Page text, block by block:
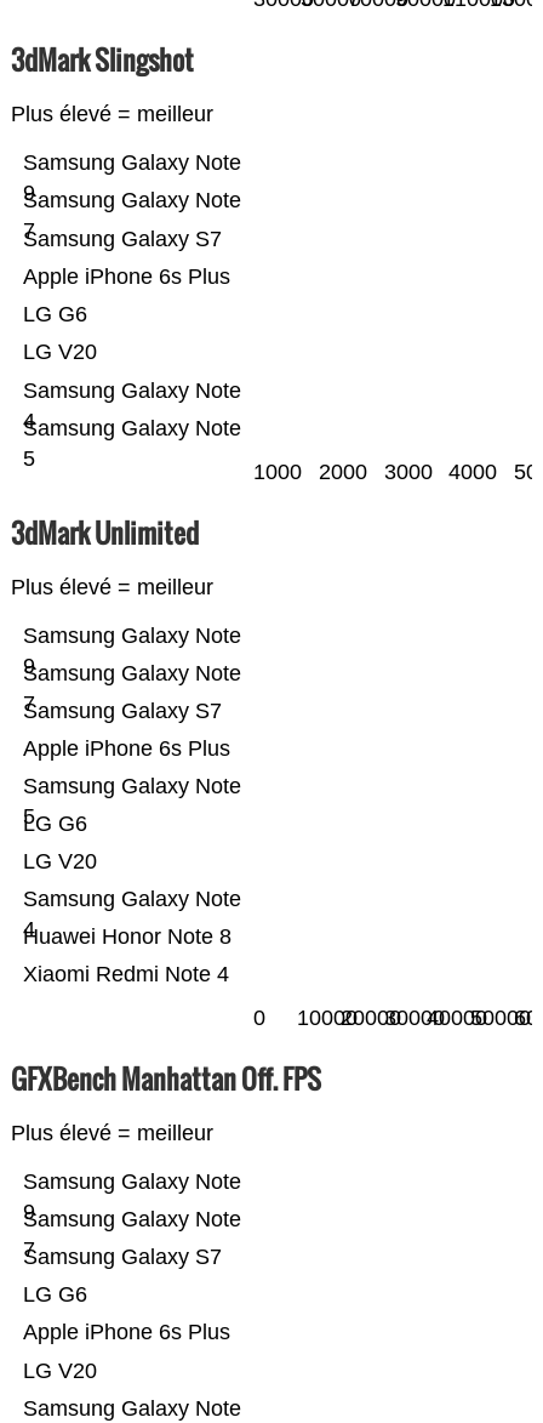
3dMark Slingshot
Plus élevé = meilleur
Samsung Galaxy Note
5
Samsung Galaxy Note
4
LG V20
LG G6
Apple iPhone 6s Plus
Samsung Galaxy S7
Samsung Galaxy Note
7
Samsung Galaxy Note
9
1000 2000 3000 4000
3dMark Unlimited
Plus élevé = meilleur
Xiaomi Redmi Note 4
Huawei Honor Note 8
Samsung Galaxy Note
4
LG V20
LG G6
Samsung Galaxy Note
5
Apple iPhone 6s Plus
Samsung Galaxy S7
Samsung Galaxy Note
7
Samsung Galaxy Note
9
0 1000020000300004000050000
GFXBench Manhattan Off. FPS
Plus élevé = meilleur
Samsung Galaxy Note
LG V20
Apple iPhone 6s Plus
LG G6
Samsung Galaxy S7
Samsung Galaxy Note
7
Samsung Galaxy Note
9